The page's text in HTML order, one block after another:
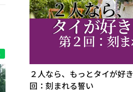
２人なら、もっとタイが好
回：刻まれる誓い